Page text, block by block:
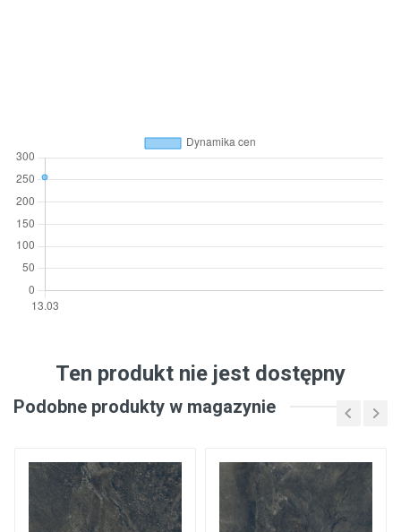
Ten produkt nie jest dostępny
Podobne produkty w magazynie